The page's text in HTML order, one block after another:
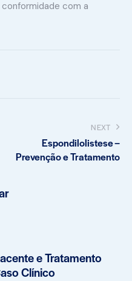
com a
NEXT
Espondilolistese –
Prevenção e Tratamento
e Tratamento
Clínico